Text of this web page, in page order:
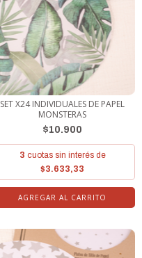
SET X24 INDIVIDUALES DE PAPEL
MONSTERAS
$10.900
3 cuotas sin interés de
$3.633,33